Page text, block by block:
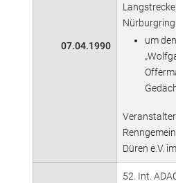
07.04.1990
um den
Düren e.V.
52. Int.